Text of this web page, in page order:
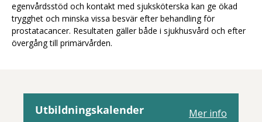
egenvårdsstöd och kontakt med sjuksköterska kan ge ökad
trygghet och minska vissa besvär efter behandling för
prostatacancer. Resultaten gäller både i sjukhusvård och efter
övergång till primärvården.
Utbildningskalender Mer info